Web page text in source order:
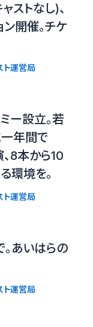
ストなし)、
ン開催。チケ
ト運営局
ー設立。若
一年間で
8本から10
環境を。
ト運営局
あいはらの
ト運営局